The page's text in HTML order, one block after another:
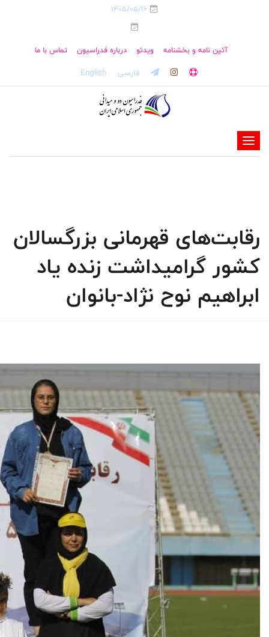
1405/05/16
آئین نامه و بخشنامه ویدئو درباره فدراسیون تماس با ما
فارسی English
-
-
-
رقابت‌های قهرمانی بزرگسالان
کشور گرامیداشت زنده یاد
ابراهیم نوح نژاد-بانوان